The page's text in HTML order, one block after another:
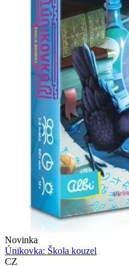
Novinka
Únikovka: Škola kouzel
CZ